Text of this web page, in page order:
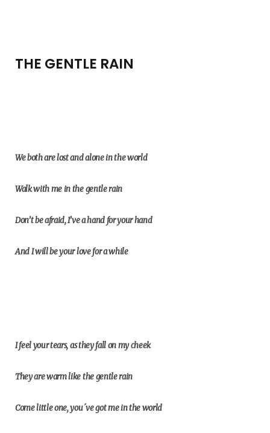
THE GENTLE RAIN
We both are lost and alone in the world
Walk with me in the gentle rain
Don’t be afraid, I’ve a hand for your hand
And I will be your love for a while
I feel your tears, as they fall on my cheek
They are warm like the gentle rain
Come little one, you´ve got me in the world